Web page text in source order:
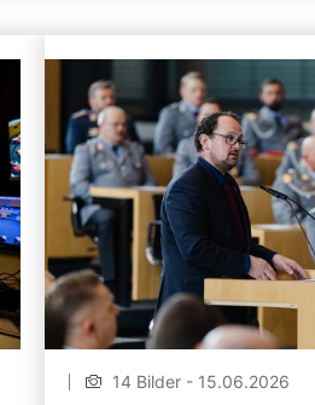
14 Bilder - 15.06.2026